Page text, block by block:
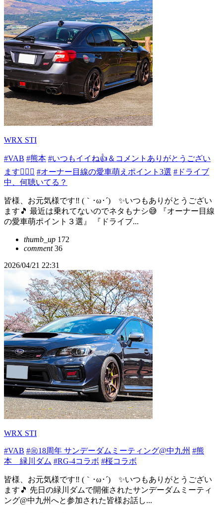
WRX STI
#VAB #熊本 #いつもイイね👍＆コメントありがとうござい
ます🙇‍♂✨ #オーナー目線の愛車萌えポイント3選 #ドライブ
中、何聴いてる？
皆様、お元気様です‼️ (｀･ω･´)ゞ✨いつもありがとうござい
ます🎵 最近は乗れてないのでネタもナシ😅 『オーナー目線
の愛車萌ポイント３選』 『ドライブ...
thumb_up 172
comment36
2026/04/21 22:31
WRX STI
#VAB #㊗18周年 サンデーダムミーティング@中九州 #熊
本 緑川ダム #RG-4コラボ #桜コラボ
皆様、お元気様です‼️ (｀･ω･´)ゞ✨いつもありがとうござい
ます🎵 先日の緑川ダムで開催されたサンデーダムミーティ
ング@中九州へと参加された皆様お話し...